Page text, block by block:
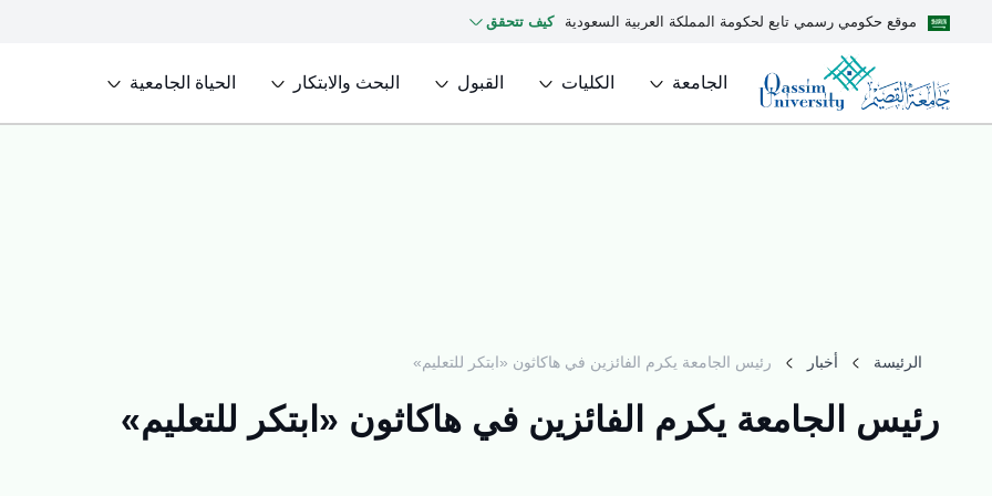
موقع حكومي رسمي تابع لحكومة المملكة العربية السعودية كيف تتحقق
الجامعة الكليات القبول البحث والابتكار الحياة الجامعية
الرئيسة أخبار رئيس الجامعة يكرم الفائزين في هاكاثون «ابتكر للتعليم»
رئيس الجامعة يكرم الفائزين في هاكاثون «ابتكر للتعليم»